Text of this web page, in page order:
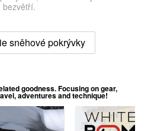
bezvětří.
sněhové pokrývky